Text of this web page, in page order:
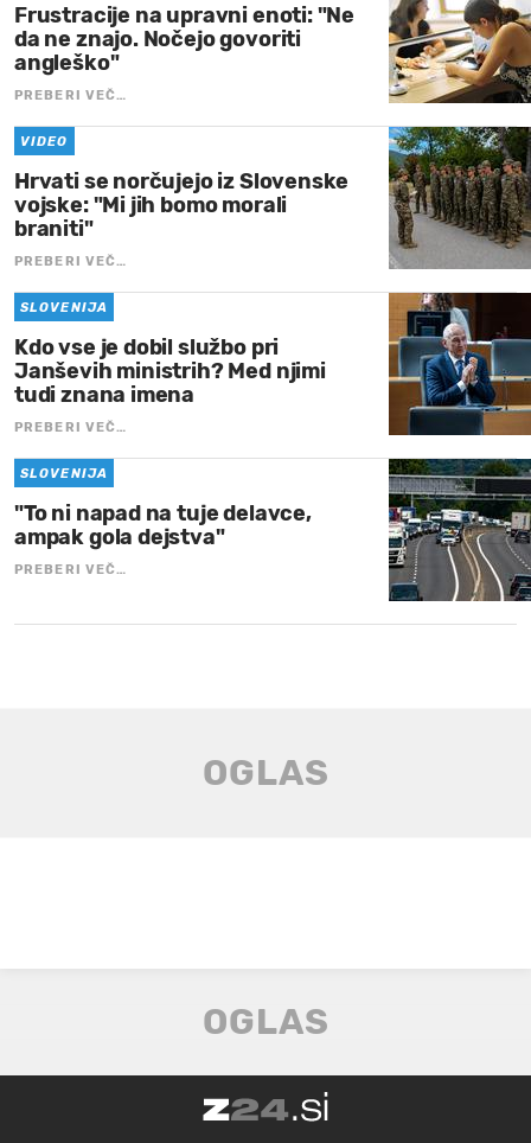
Frustracije na upravni enoti: "Ne
da ne znajo. Nočejo govoriti
angleško"
PREBERI VEČ…
VIDEO
Hrvati se norčujejo iz Slovenske
vojske: "Mi jih bomo morali
braniti"
PREBERI VEČ…
SLOVENIJA
Kdo vse je dobil službo pri
Janševih ministrih? Med njimi
tudi znana imena
PREBERI VEČ…
SLOVENIJA
"To ni napad na tuje delavce,
ampak gola dejstva"
PREBERI VEČ…